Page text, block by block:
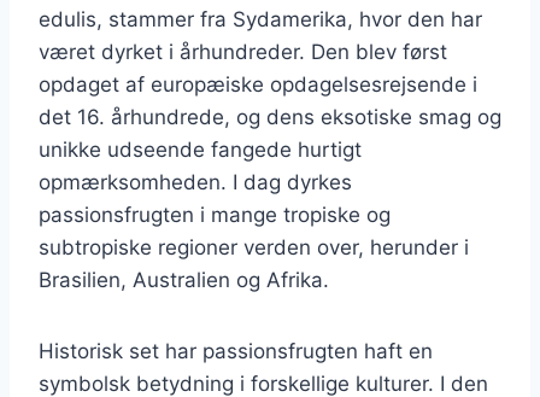
edulis, stammer fra Sydamerika, hvor den har
været dyrket i århundreder. Den blev først
opdaget af europæiske opdagelsesrejsende i
det 16. århundrede, og dens eksotiske smag og
unikke udseende fangede hurtigt
opmærksomheden. I dag dyrkes
passionsfrugten i mange tropiske og
subtropiske regioner verden over, herunder i
Brasilien, Australien og Afrika.
Historisk set har passionsfrugten haft en
symbolsk betydning i forskellige kulturer. I den